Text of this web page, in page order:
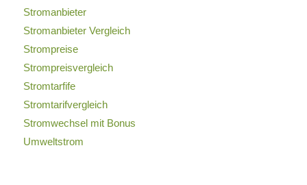
Stromanbieter
Stromanbieter Vergleich
Strompreise
Strompreisvergleich
Stromtarfife
Stromtarifvergleich
Stromwechsel mit Bonus
Umweltstrom